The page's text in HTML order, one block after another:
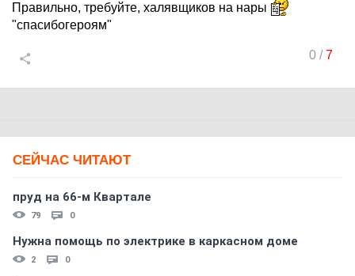
Правильно, требуйте, халявщиков на нары
"спасибогероям"
0/7
СЕЙЧАС ЧИТАЮТ
пруд на 66-м Квартале
79 0
Нужна помощь по электрике в каркасном доме
2 0